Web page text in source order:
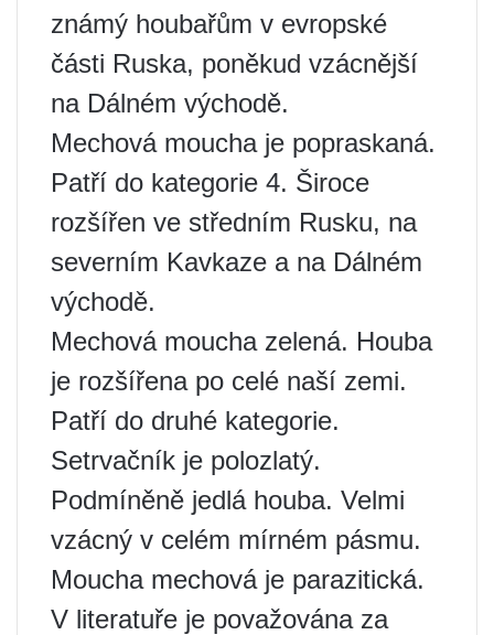
známý houbařům v evropské
části Ruska, poněkud vzácnější
na Dálném východě.
Mechová moucha je popraskaná.
Patří do kategorie 4. Široce
rozšířen ve středním Rusku, na
severním Kavkaze a na Dálném
východě.
Mechová moucha zelená. Houba
je rozšířena po celé naší zemi.
Patří do druhé kategorie.
Setrvačník je polozlatý.
Podmíněně jedlá houba. Velmi
vzácný v celém mírném pásmu.
Moucha mechová je parazitická.
V literatuře je považována za